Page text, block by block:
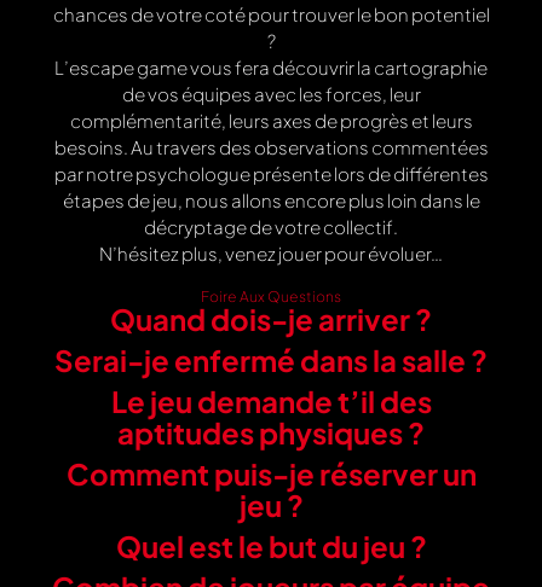
chances de votre coté pour trouver le bon potentiel
?
L’escape game vous fera découvrir la cartographie
de vos équipes avec les forces, leur
complémentarité, leurs axes de progrès et leurs
besoins. Au travers des observations commentées
par notre psychologue présente lors de différentes
étapes de jeu, nous allons encore plus loin dans le
décryptage de votre collectif.
N’hésitez plus, venez jouer pour évoluer…
Foire Aux Questions
Quand dois-je arriver ?
Serai-je enfermé dans la salle ?
Le jeu demande t’il des
aptitudes physiques ?
Comment puis-je réserver un
jeu ?
Quel est le but du jeu ?